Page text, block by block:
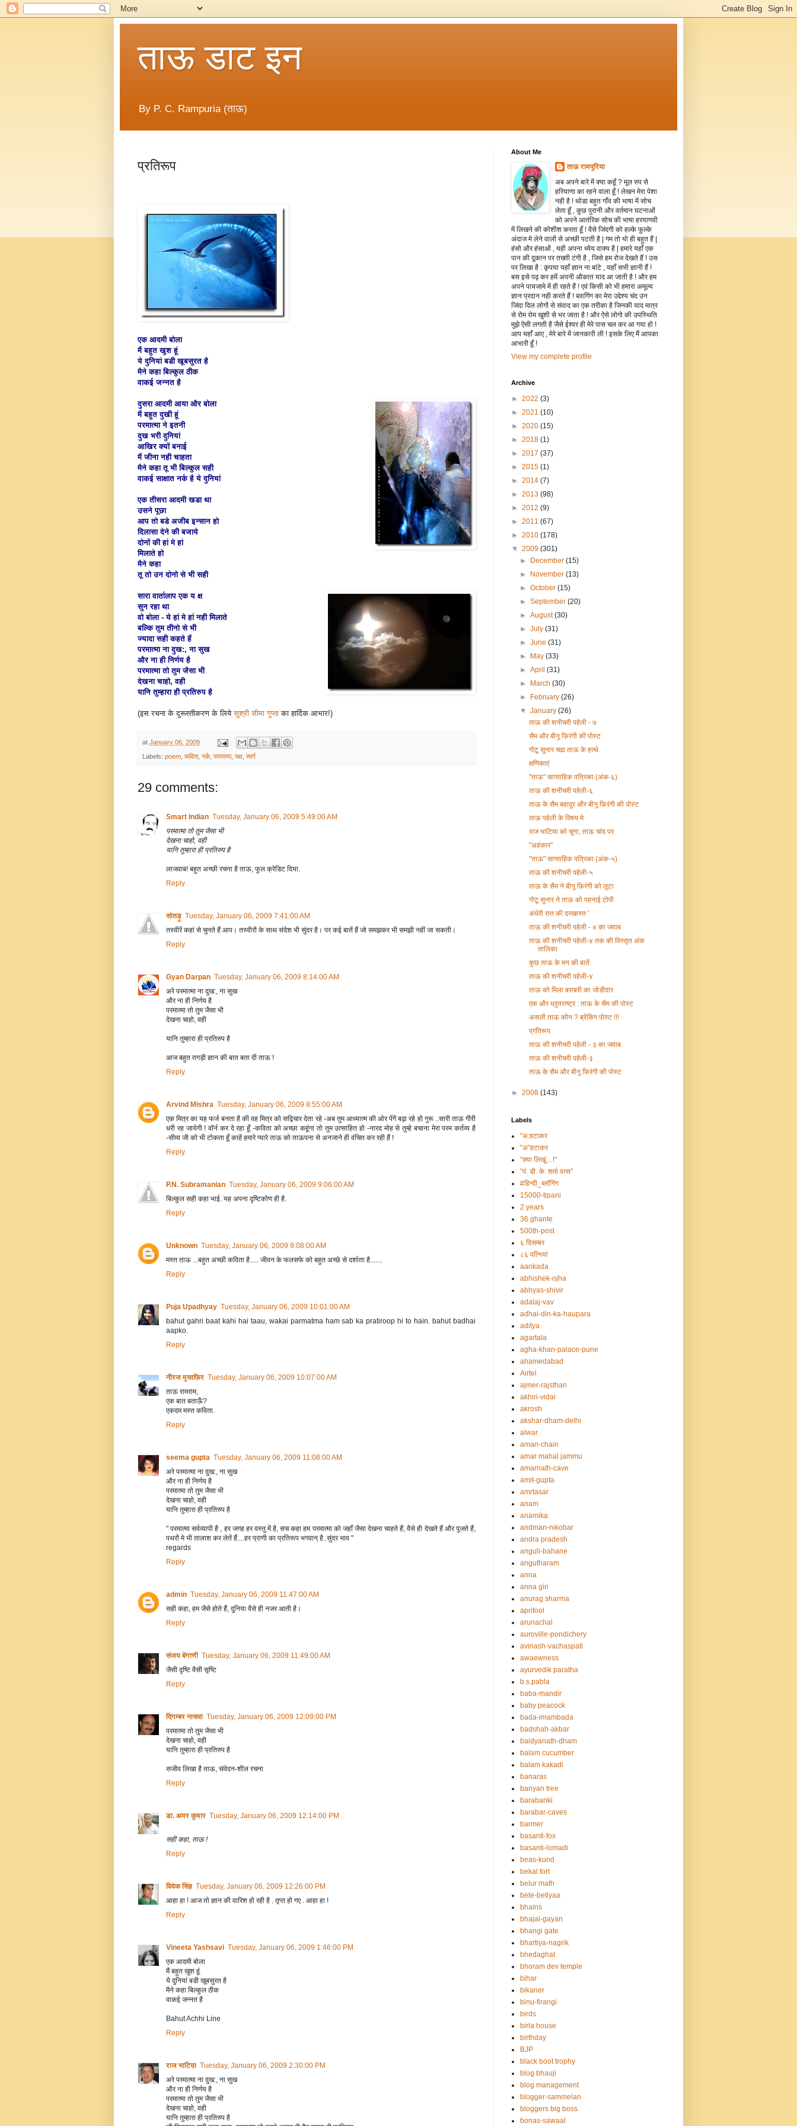
ताऊ डाट इन
By P. C. Rampuria (ताऊ)
प्रतिरूप
एक आदमी बोला
मैं बहुत खुश हूं
ये दुनियां बडी खूबसुरत है
मैने कहा बिल्कुल ठीक
वाकई जन्नत है
दुसरा आदमी आया और बोला
मैं बहुत दुखी हूं
परमात्मा ने इतनी
दुख भरी दुनियां
आखिर क्यों बनाई
मैं जीना नही चाहता
मैने कहा तू भी बिल्कुल सही
वाकई साक्षात नर्क है ये दुनियां
एक तीसरा आदमी खडा था
उसने पूछा
आप तो बडे अजीब इन्सान हो
दिलासा देने की बजाये
दोनों की हां मे हां
मिलाते हो
मैने कहा
तू तो उन दोनो से भी सही
सारा वार्तालाप एक य क्ष
सुन रहा था
वो बोला - ये हां मे हां नही मिलाते
बल्कि तुम तीनो से भी
ज्यादा सही कहते हैं
परमात्मा ना दुख:, ना सुख
और ना ही निर्णय है
परमात्मा तो तुम जैसा भी
देखना चाहो, वही
यानि तुम्हारा ही प्रतिरुप है
(इस रचना के दुरूस्तीकरण के लियेसुश्री सीमा गुप्ता का हार्दिक आभार!)
at January 06, 2009
Labels: poem, कविता, नर्क, परमात्मा, यक्ष, स्वर्ग
29 comments:
Smart Indian Tuesday, January 06, 2009 5:49:00 AM
परमात्मा तो तुम जैसा भी
देखना चाहो, वही
यानि तुम्हारा ही प्रतिरुप है
लाजवाब! बहुत अच्छी रचना है ताऊ, फुल क्रेडिट दिया.
Reply
सोतड़ू Tuesday, January 06, 2009 7:41:00 AM
तस्वीरें कहां से चुनते हैं आप। तस्वीरों के साथ संदेश भी सुंदर है। पर कई बातें हैं जो समझकर भी समझी नहीं जा सकती।
Reply
Gyan Darpan Tuesday, January 06, 2009 8:14:00 AM
अरे परमात्मा ना दुख:, ना सुख
और ना ही निर्णय है
परमात्मा तो तुम जैसा भी
देखना चाहो, वही
यानि तुम्हारा ही प्रतिरुप है
आज बहुत तगड़ी ज्ञान की बात बता दी ताऊ !
Reply
Arvind Mishra Tuesday, January 06, 2009 8:55:00 AM
एक मित्र का यह फर्ज बनता है की वह मित्र को सद्विचार देता रहे -अब तुम आध्यात्म की ओर पेंगें बढ़ा रहे हो गुरू ..सारी ताऊ गीरी
धरी रह जायेगी ! वॉर्न कर दे रहा हूँ -कविता को अच्छा कहूंगा तो तुम उत्साहित हो -नारद मोह से तुम्हे बचाना मेरा परम कर्तव्य है
-सीमा जी को भी टोकता हूँ काहें हमारे प्यारे ताऊ को ताऊपना से अनजाने ही वंचित कर रही हैं !
Reply
P.N. Subramanian Tuesday, January 06, 2009 9:06:00 AM
बिल्कुल सही कहा भाई. यह अपना दृष्टिकोण ही है.
Reply
Unknown Tuesday, January 06, 2009 9:08:00 AM
मस्त ताऊ ...बहुत अच्छी कविता है..... जीवन के फलसफे को बहुत अच्छे से दर्शाता है.......
Reply
Puja Upadhyay Tuesday, January 06, 2009 10:01:00 AM
bahut gahri baat kahi hai taau, wakai parmatma ham sab ka pratiroop hi to hain. bahut badhai
aapko.
Reply
नीरज मुसाफ़िर Tuesday, January 06, 2009 10:07:00 AM
ताऊ रामराम,
एक बात बताऊँ?
एकदम मस्त कविता.
Reply
seema gupta Tuesday, January 06, 2009 11:08:00 AM
अरे परमात्मा ना दुख:, ना सुख
और ना ही निर्णय है
परमात्मा तो तुम जैसा भी
देखना चाहो, वही
यानि तुम्हारा ही प्रतिरुप है
" परमात्मा सर्वव्यापी है , हर जगह हर वस्तु में है, सच कहा हम परमात्मा को जहाँ जैसा देखना चाहते हैं, वैसे ही देखते हैं और पूजते हैं,
पथरों मे भी तालाश कर लेतें हैं....हर प्राणी का प्रतिरूप भगवान् है..सुंदर भाव "
regards
Reply
admin Tuesday, January 06, 2009 11:47:00 AM
सही कहा, हम जैसे होते हैं, दुनिया वैसे ही नजर आती है।
Reply
संजय बेंगाणी Tuesday, January 06, 2009 11:49:00 AM
जैसी दृष्टि वैसी सृष्टि
Reply
दिगम्बर नासवा Tuesday, January 06, 2009 12:09:00 PM
परमात्मा तो तुम जैसा भी
देखना चाहो, वही
यानि तुम्हारा ही प्रतिरुप है
सजीव लिखा है ताऊ, संवेदन-शील रचना
Reply
डा. अमर कुमार Tuesday, January 06, 2009 12:14:00 PM
सही कहा, ताऊ !
Reply
विवेक सिंह Tuesday, January 06, 2009 12:26:00 PM
आहा हा ! आज तो ज्ञान की वारिश हो रही है . तृप्त हो गए . आहा हा !
Reply
Vineeta Yashsavi Tuesday, January 06, 2009 1:46:00 PM
एक आदमी बोला
मैं बहुत खुश हूं
ये दुनियां बडी खूबसुरत है
मैने कहा बिल्कुल ठीक
वाकई जन्नत है
Bahut Achhi Line
Reply
राज भाटिय़ा Tuesday, January 06, 2009 2:30:00 PM
अरे परमात्मा ना दुख:, ना सुख
और ना ही निर्णय है
परमात्मा तो तुम जैसा भी
देखना चाहो, वही
यानि तुम्हारा ही प्रतिरुप है
About Me
ताऊ रामपुरिया
अब अपने बारे में क्या कहूँ ? मूल रुप से
हरियाणा का रहने वाला हूँ ! लेखन मेरा पेशा
नही है ! थोडा बहुत गाँव की भाषा में सोच
लेता हूँ , कुछ पुरानी और वर्तमान घटनाओं
को अपने आतंरिक सोच की भाषा हरयाणवी
में लिखने की कोशीश करता हूँ ! वैसे जिंदगी को हल्के फुल्के
अंदाज मे लेने वालों से अच्छी पटती है | गम तो यो ही बहुत हैं |
हंसो और हंसाओं , यही अपना ध्येय वाक्य है | हमारे यहाँ एक
पान की दूकान पर तख्ती टंगी है , जिसे हम रोज देखते हैं ! उस
पर लिखा है : कृपया यहाँ ज्ञान ना बांटे , यहाँ सभी ज्ञानी हैं !
बस इसे पढ़ कर हमें अपनी औकात याद आ जाती है ! और हम
अपने पायजामे में ही रहते हैं ! एवं किसी को भी हमारा अमूल्य
ज्ञान प्रदान नही करते हैं ! ब्लागिंग का मेरा उद्देश्य चंद उन
जिंदा दिल लोगों से संवाद का एक तरीका है जिनकी याद मात्र
से रोम रोम खुशी से भर जाता है ! और ऐसे लोगो की उपस्थिति
मुझे ऐसी लगती है जैसे ईश्वर ही मेरे पास चल कर आ गया हो !
आप यहाँ आए , मेरे बारे में जानकारी ली ! इसके लिए मैं आपका
आभारी हूँ !
View my complete profile
Archive
► 2022 (3)
► 2021 (10)
► 2020 (15)
► 2018 (1)
► 2017 (37)
► 2015 (1)
► 2014 (7)
► 2013 (98)
► 2012 (9)
► 2011 (67)
► 2010 (178)
▼ 2009 (301)
►
December(15)
►
November(13)
►October(15)
►September(20)
►August(30)
►July(31)
►June(31)
►
May(33)
►April(31)
►
March(30)
►
February(26)
▼January(26)
ताऊ की शनीचरी पहेली - ७
सैम और बीनू फ़िरंगी की पोस्ट
गोटू सुनार चढा ताऊ के हत्थे
क्षणिकाएं
"ताऊ" साप्ताहिक पत्रिका (अंक-६)
ताऊ की शनीचरी पहेली-६
ताऊ के सैम बहादुर और बीनू फ़िरंगी की पोस्ट
ताऊ पहेली के विषय मे
राज भाटिया को चूना, ताऊ चांद पर
"अहंकार"
"ताऊ" साप्ताहिक पत्रिका (अंक-५)
ताऊ की शनीचरी पहेली-५
ताऊ के सैम ने बीनू फ़िरंगी को लूटा
गोटू सुनार ने ताऊ को पहनाई टोपी
अंधेरी रात की दरखास्त '
ताऊ की शनीचरी पहेली - ४ का जवाब
ताऊ की शनीचरी पहेली-४ तक की विस्तृत अंक
तालिका
कुछ ताऊ के मन की बातें
ताऊ की शनीचरी पहेली-४
ताऊ को मिला बराबरी का जोडीदार
एक और ध्रृतराष्ट्र : ताऊ के सैम की पोस्ट
असली ताऊ कौन ? ब्रेकिंग पोस्ट !!!
प्रतिरूप
ताऊ की शनीचरी पहेली - ३ का जवाब
ताऊ की शनीचरी पहेली-३
ताऊ के सैम और बीनू फ़िरंगी की पोस्ट
► 2008 (143)
Labels
"अ:हटाकर
"अ"हटाकर
"क्या लिखूं…!"
”पं. डी. के. शर्मा वत्स”
#हिन्दी_ब्लॉगिंग
15000-tipani
2 years
36 ghante
500th-post
६ दिसम्बर
८६ पत्नियां
aankada
abhishek-ojha
abhyas-shivir
adalaj-vav
adhai-din-ka-haupara
aditya
agartala
agha-khan-palace-pune
ahamedabad
Airtel
ajmer-rajsthan
akhiri-vidai
akrosh
akshar-dham-delhi
alwar
aman-chain
amar mahal jammu
amarnath-cave
amit-gupta
amrtasar
anam
anamika
andman-nikobar
andra pradesh
anguli-bahane
angutharam
anna
anna giri
anurag sharma
aprifool
arunachal
auroville-pondichery
avinash-vachaspati
awaewness
ayurvedik paratha
b.s.pabla
baba-mandir
baby peacock
bada-imambada
badshah-akbar
baidyanath-dham
balam cucumber
balam kakadi
banaras
banyan tree
barabanki
barabar-caves
barmer
basanti-fox
basanti-lomadi
beas-kund
bekal fort
belur math
bete-betiyaa
bhains
bhajal-gayan
bhangi gate
bhartiya-nagrik
bhedaghat
bhoram dev temple
bihar
bikaner
binu-firangi
birds
birla house
birthday
BJP
black boot trophy
blog bhauji
blog management
blogger-sammelan
bloggers big boss
bonas-sawaal